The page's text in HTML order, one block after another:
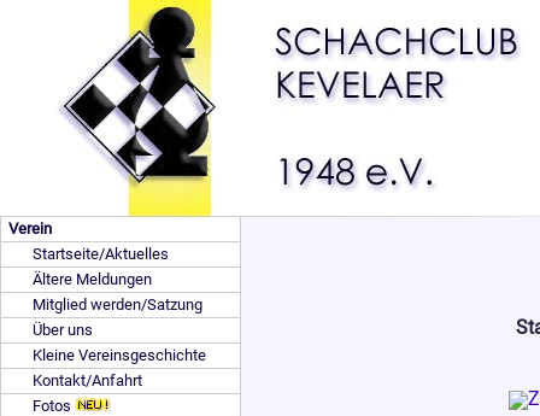
Verein
Startseite/Aktuelles
Ältere Meldungen
Mitglied werden/Satzung
Über uns
Kleine Vereinsgeschichte
Kontakt/Anfahrt
Fotos